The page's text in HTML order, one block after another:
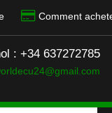
Comment
: +34 637272785